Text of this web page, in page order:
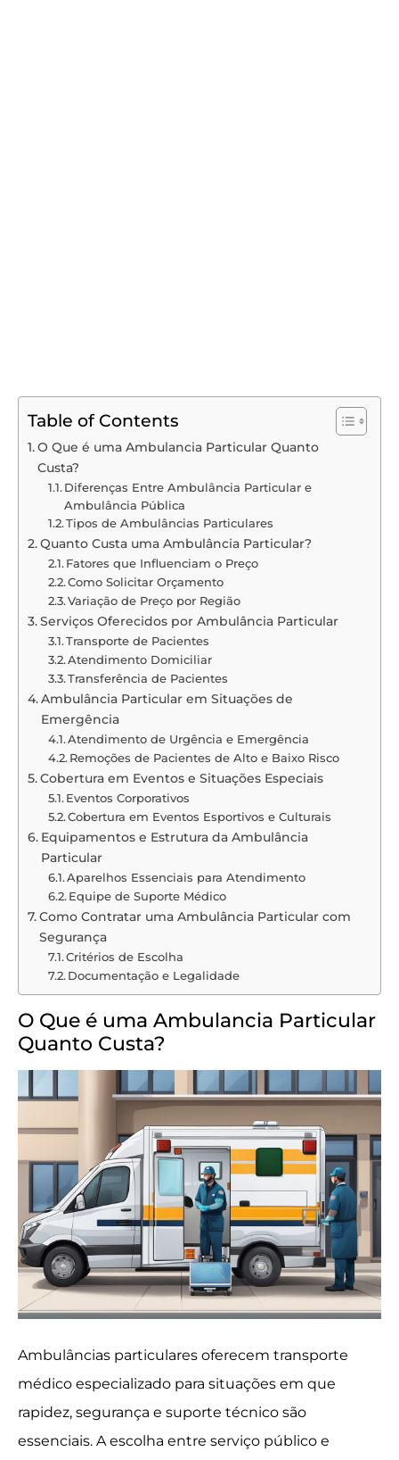
Table of Contents
O Que é uma Ambulancia Particular Quanto
Custa?
Diferenças Entre Ambulância Particular e
Ambulância Pública
Tipos de Ambulâncias Particulares
Quanto Custa uma Ambulância Particular?
Fatores que Influenciam o Preço
Como Solicitar Orçamento
Variação de Preço por Região
Serviços Oferecidos por Ambulância Particular
Transporte de Pacientes
Atendimento Domiciliar
Transferência de Pacientes
Ambulância Particular em Situações de
Emergência
Atendimento de Urgência e Emergência
Remoções de Pacientes de Alto e Baixo Risco
Cobertura em Eventos e Situações Especiais
Eventos Corporativos
Cobertura em Eventos Esportivos e Culturais
Equipamentos e Estrutura da Ambulância
Particular
Aparelhos Essenciais para Atendimento
Equipe de Suporte Médico
Como Contratar uma Ambulância Particular com
Segurança
Critérios de Escolha
Documentação e Legalidade
O Que é uma Ambulancia Particular
Quanto Custa?
Ambulâncias particulares oferecem transporte
médico especializado para situações em que
rapidez, segurança e suporte técnico são
essenciais. A escolha entre serviço público e